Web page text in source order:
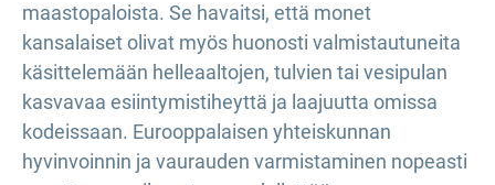
maastopaloista. Se havaitsi, että monet
kansalaiset olivat myös huonosti valmistautuneita
käsittelemään helleaaltojen, tulvien tai vesipulan
kasvavaa esiintymistiheyttä ja laajuutta omissa
kodeissaan. Eurooppalaisen yhteiskunnan
hyvinvoinnin ja vaurauden varmistaminen nopeasti